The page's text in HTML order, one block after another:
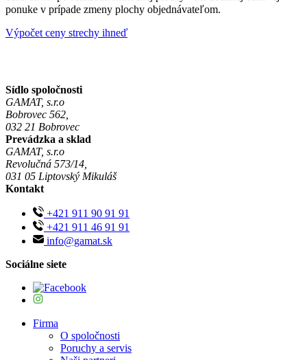
ponuke v prípade zmeny plochy objednávateľom.
Výpočet ceny strechy ihneď
Sídlo spoločnosti
GAMAT, s.r.o
Bobrovec 562,
032 21 Bobrovec
Prevádzka a sklad
GAMAT, s.r.o
Revolučná 573/14,
031 05 Liptovský Mikuláš
Kontakt
+421 911 90 91 91
+421 911 46 91 91
info@gamat.sk
Sociálne siete
Firma
O spoločnosti
Poruchy a servis